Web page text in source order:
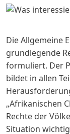
Die Allgemeine
grundlegende
formuliert. Der
bildet in allen
„Afrikanischen
Rechte der
Situation